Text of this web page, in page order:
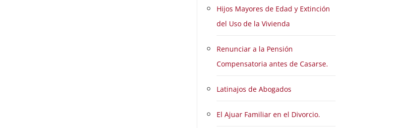
Hijos Mayores de Edad y Extinción
del Uso de la Vivienda
Renunciar a la Pensión
Compensatoria antes de Casarse.
Latinajos de Abogados
El Ajuar Familiar en el Divorcio.